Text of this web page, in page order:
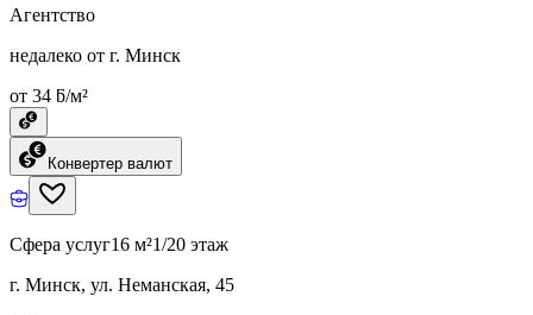
Агентство
недалеко от г. Минск
от 34 ƃ/м²
Конвертер валют
Сфера услуг16 м²1/20 этаж
г. Минск, ул. Неманская, 45